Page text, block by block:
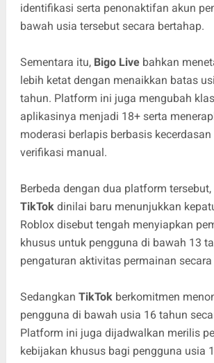
identifikasi serta penonaktifan akun
bawah usia tersebut secara bertahap.
Sementara itu, Bigo Livebahkan
lebih ketat dengan menaikkan batas
tahun. Platform ini juga mengubah
aplikasinya menjadi 18+ serta
moderasi berlapis berbasis
verifikasi manual.
Berbeda dengan dua platform tersebut,
TikTok dinilai baru menunjukkan
Roblox disebut tengah menyiapkan
khusus untuk pengguna di bawah 13
pengaturan aktivitas permainan
Sedangkan TikTok berkomitmen
pengguna di bawah usia 16 tahun
Platform ini juga dijadwalkan merilis
kebijakan khusus bagi pengguna usia